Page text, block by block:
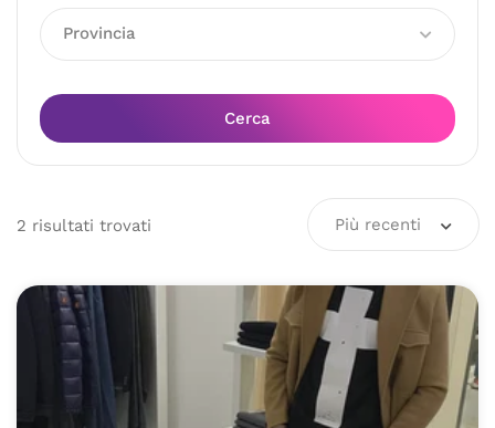
Provincia
Cerca
2 risultati trovati Più recenti